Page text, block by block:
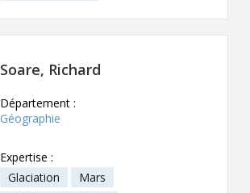
Soare, Richard
Département :
Géographie
Expertise :
Glaciation
Mars